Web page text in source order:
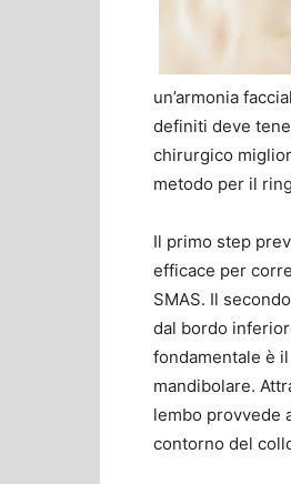
un’armonia
definiti deve
chirurgico
metodo per il
Il primo step
efficace per
SMAS. Il
dal bordo
fondamentale è
mandibolare.
lembo provvede
contorno del